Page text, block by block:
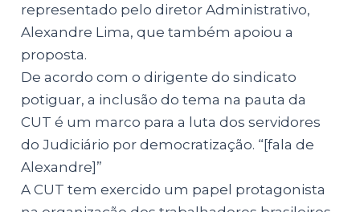
representado pelo diretor Administrativo,
Alexandre Lima, que também apoiou a
proposta.
De acordo com o dirigente do sindicato
potiguar, a inclusão do tema na pauta da
CUT é um marco para a luta dos servidores
do Judiciário por democratização. “[fala de
Alexandre]”
A CUT tem exercido um papel protagonista